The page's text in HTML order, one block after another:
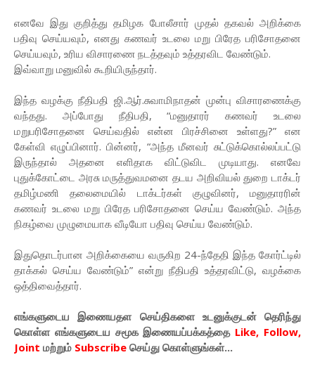
எனவே இது குறித்து தமிழக போலீசார் முதல் தகவல் அறிக்கை
பதிவு செய்யவும், எனது கணவர் உடலை மறு பிரேத பரிசோதனை
செய்யவும், உரிய விசாரணை நடத்தவும் உத்தரவிட வேண்டும்.
இவ்வாறு மனுவில் கூறியிருந்தார்.
இந்த வழக்கு நீதிபதி ஜி.ஆர்.சுவாமிநாதன் முன்பு விசாரணைக்கு
வந்தது. அப்போது நீதிபதி, “மனுதாரர் கணவர் உடலை
மறுபரிசோதனை செய்வதில் என்ன பிரச்சினை உள்ளது?” என
கேள்வி எழுப்பினார். பின்னர், “அந்த மீனவர் சுட்டுக்கொல்லப்பட்டு
இருந்தால் அதனை எளிதாக விட்டுவிட முடியாது. எனவே
புதுக்கோட்டை அரசு மருத்துவமனை தடய அறிவியல் துறை டாக்டர்
தமிழ்மணி தலைமையில் டாக்டர்கள் குழுவினர், மனுதாரரின்
கணவர் உடலை மறு பிரேத பரிசோதனை செய்ய வேண்டும். அந்த
நிகழ்வை முழுமையாக வீடியோ பதிவு செய்ய வேண்டும்.
இதுதொடர்பான அறிக்கையை வருகிற 24-ந்தேதி இந்த கோர்ட்டில்
தாக்கல் செய்ய வேண்டும்” என்று நீதிபதி உத்தரவிட்டு, வழக்கை
ஒத்திவைத்தார்.
எங்களுடைய இணையதள செய்திகளை உடனுக்குடன் தெரிந்து
கொள்ள எங்களுடைய சமூக இணையப்பக்கத்தை Like, Follow,
Joint மற்றும் Subscribe செய்து கொள்ளுங்கள்...